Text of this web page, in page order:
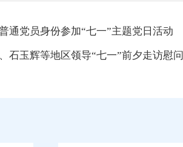
通党员身份参加“七一”主题党日活动
石玉辉等地区领导“七一”前夕走访慰